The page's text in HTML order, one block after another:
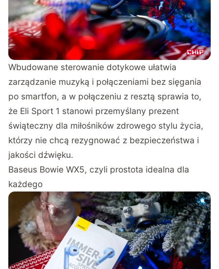
Wbudowane sterowanie dotykowe ułatwia
zarządzanie muzyką i połączeniami bez sięgania
po smartfon, a w połączeniu z resztą sprawia to,
że Eli Sport 1 stanowi przemyślany prezent
świąteczny dla miłośników zdrowego stylu życia,
którzy nie chcą rezygnować z bezpieczeństwa i
jakości dźwięku.
Baseus Bowie WX5, czyli prostota idealna dla
każdego